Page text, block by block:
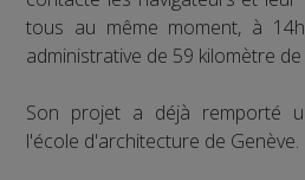
tous au même moment, à
administrative de 59 kilomètre de
Son projet a déjà remporté
l'école d'architecture de Genève.